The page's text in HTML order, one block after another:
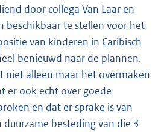
door collega Van Laar en
beschikbaar te stellen voor het
van kinderen in Caribisch
benieuwd naar de plannen.
niet alleen maar het overmaken
er ook echt over goede
en dat er sprake is van
besteding van die 3